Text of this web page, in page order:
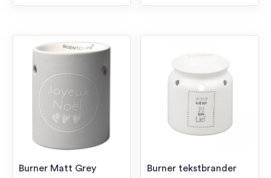
Burner Matt Grey Burner tekstbrander